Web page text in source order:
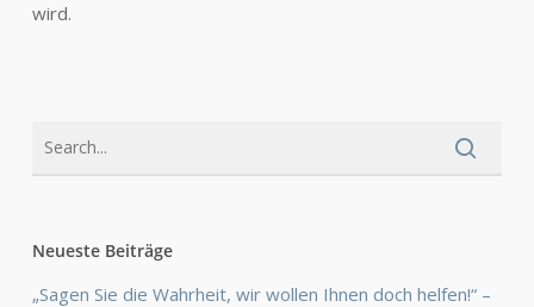
wird.
Neueste Beiträge
„Sagen Sie die Wahrheit, wir wollen Ihnen doch helfen!“ –